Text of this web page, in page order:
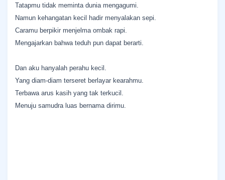
Tatapmu tidak meminta dunia mengagumi.
Namun kehangatan kecil hadir menyalakan sepi.
Caramu berpikir menjelma ombak rapi.
Mengajarkan bahwa teduh pun dapat berarti.
Dan aku hanyalah perahu kecil.
Yang diam-diam terseret berlayar kearahmu.
Terbawa arus kasih yang tak terkucil.
Menuju samudra luas bernama dirimu.